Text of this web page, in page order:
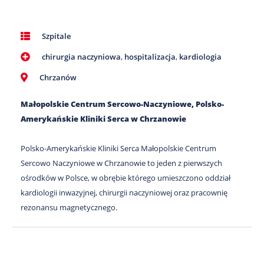
801
302
Szpitale
chirurgia naczyniowa, hospitalizacja, kardiologia
Chrzanów
Małopolskie Centrum Sercowo-Naczyniowe, Polsko-
Amerykańskie Kliniki Serca w Chrzanowie
Polsko-Amerykańskie Kliniki Serca Małopolskie Centrum
Sercowo Naczyniowe w Chrzanowie to jeden z pierwszych
ośrodków w Polsce, w obrębie którego umieszczono oddział
kardiologii inwazyjnej, chirurgii naczyniowej oraz pracownię
rezonansu magnetycznego.